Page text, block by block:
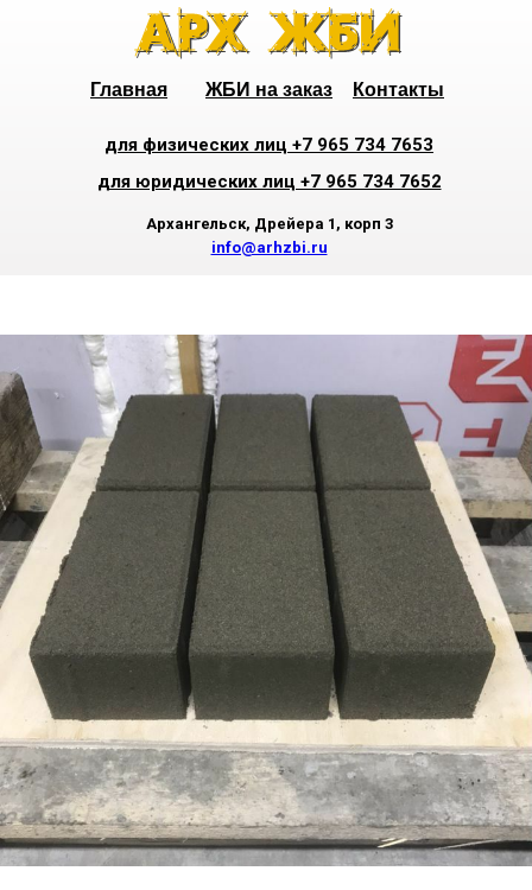
Главная ЖБИ на заказ Контакты
для физических лиц +7 965 734 7653
для юридических лиц +7 965 734 7652
Архангельск, Дрейера 1, корп 3
info@arhzbi.ru
для физических лиц +7 965 734 7653
для юридических лиц +7 965 734 7652
Архангельск, Дрейера 1, корп 3
oooks-sf@yandex.ru